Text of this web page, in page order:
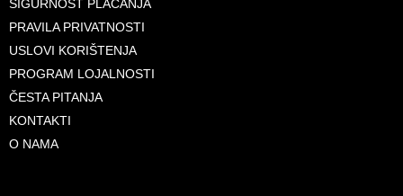
SIGURNOST PLAĆANJA
PRAVILA PRIVATNOSTI
USLOVI KORIŠTENJA
PROGRAM LOJALNOSTI
ČESTA PITANJA
KONTAKTI
O NAMA